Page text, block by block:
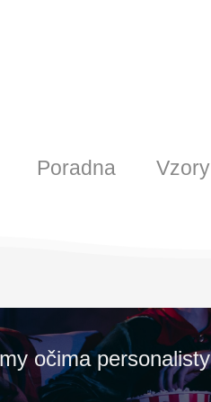
Poradna Vzory
očima personalisty